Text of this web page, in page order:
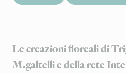
Le creazioni floreali di
M.galtelli e della rete